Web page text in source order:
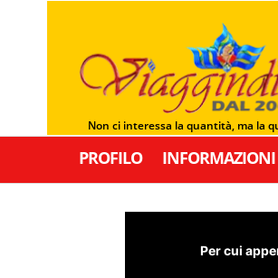
Non ci interessa la quantità, ma la
PROFILO INFORMAZIONI
Per cui